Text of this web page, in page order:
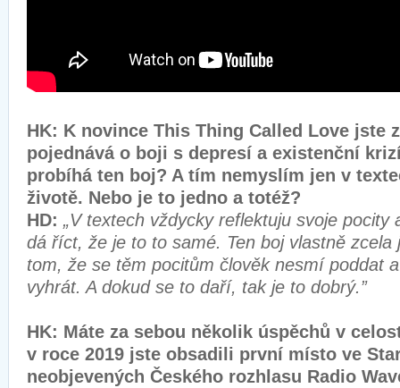
HK: K novince This Thing Called Love jste
pojednává o boji s depresí a existenční
probíhá ten boj? A tím nemyslím jen v
životě. Nebo je to jedno a totéž?
HD: „V textech vždycky reflektuju svoje pocity
dá říct, že je to to samé. Ten boj vlastně zcela
tom, že se těm pocitům člověk nesmí poddat
vyhrát. A dokud se to daří, tak je to dobrý.”
HK: Máte za sebou několik úspěchů v
v roce 2019 jste obsadili první místo ve
neobjevených Českého rozhlasu Radio